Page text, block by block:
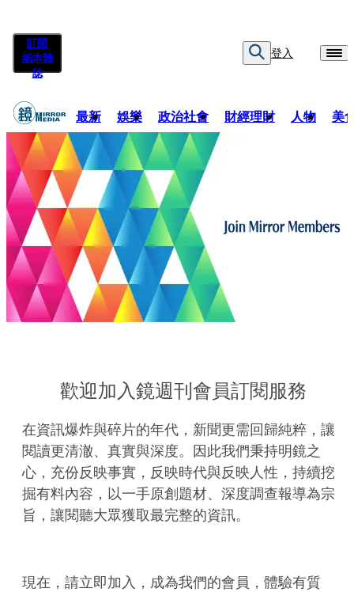
訂閱
紙本雜
誌
登入
最新 娛樂 政治社會 財經理財 人物 美
歡迎加入鏡週刊會員訂閱服務
在資訊爆炸與碎片的年代，新聞更需回歸純粹，讓
閱讀更清澈、真實與深度。因此我們秉持明鏡之
心，充份反映事實，反映時代與反映人性，持續挖
掘有料內容，以一手原創題材、深度調查報導為宗
旨，讓閱聽大眾獲取最完整的資訊。
現在，請立即加入，成為我們的會員，體驗有質